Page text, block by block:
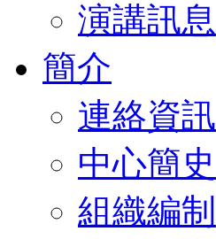
演講訊息
簡介
連絡資訊
中心簡史
組織編制